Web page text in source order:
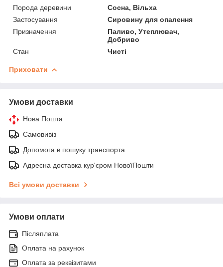
Порода деревини
Сосна, Вільха
Застосування
Сировину для опалення
Призначення
Паливо, Утеплювач,
Добриво
Стан
Чисті
Приховати
Умови доставки
Нова Пошта
Самовивіз
Допомога в пошуку транспорта
Адресна доставка кур'єром НовоїПошти
Всі умови доставки
Умови оплати
Післяплата
Оплата на рахунок
Оплата за реквізитами